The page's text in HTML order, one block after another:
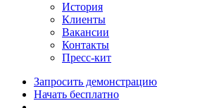
История
Клиенты
Вакансии
Контакты
Пресс-кит
Запросить демонстрацию
Начать бесплатно